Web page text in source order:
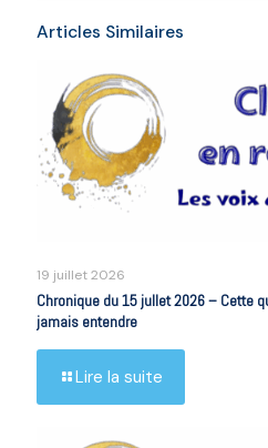
Articles Similaires
19 juillet 2026
Chronique du 15 jullet 2026 – Cette
jamais entendre
Lire la suite